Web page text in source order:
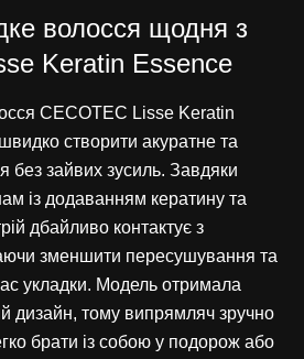
волосся щодня з
Keratin Essence
CECOTEC Lisse Keratin
створити акуратне та
без зайвих зусиль. Завдяки
із додаванням кератину та
дбайливо контактує з
зменшити пересушування та
укладки. Модель отримала
дизайн, тому випрямляч зручно
брати із собою у подорож або